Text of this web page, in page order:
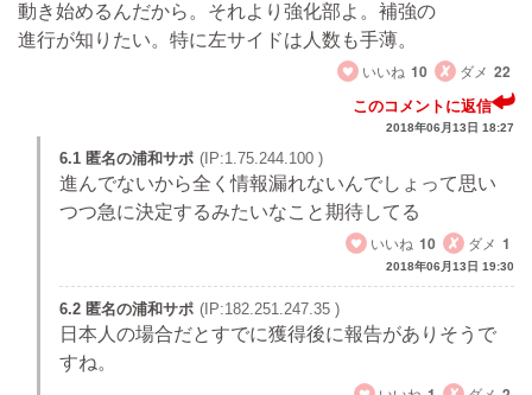
動き始めるんだから。それより強化部よ。補強の
進行が知りたい。特に左サイドは人数も手薄。
いいね 10 ダメ 22
このコメントに返信
2018年06月13日 18:27
6.1 匿名の浦和サポ (IP:1.75.244.100 )
進んでないから全く情報漏れないんでしょって思い
つつ急に決定するみたいなこと期待してる
いいね 10 ダメ 1
2018年06月13日 19:30
6.2 匿名の浦和サポ (IP:182.251.247.35 )
日本人の場合だとすでに獲得後に報告がありそうで
すね。